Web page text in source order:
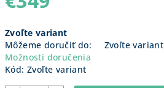
cena:
Zvoľte variant
Môžeme doručiť do:
Zvoľte variant
Možnosti doručenia
Kód: Zvoľte variant